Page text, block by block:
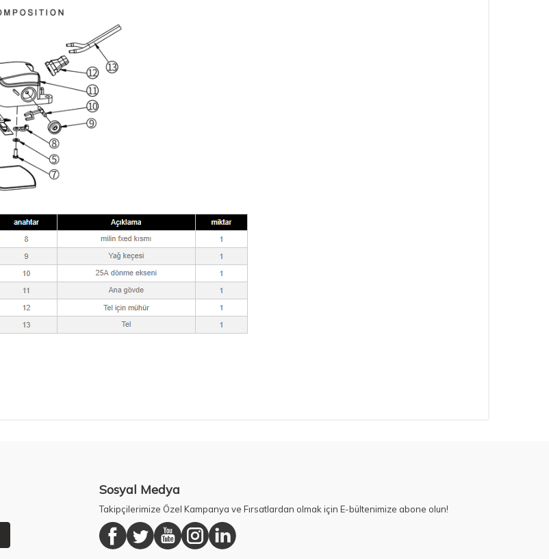
Sosyal Medya
Takipçilerimize Özel Kampanya ve Fırsatlardan olmak için E-bültenimize abone olun!